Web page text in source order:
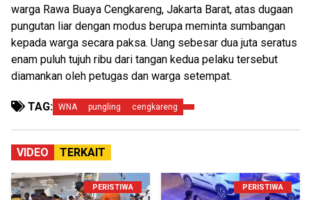
warga Rawa Buaya Cengkareng, Jakarta Barat, atas dugaan
pungutan liar dengan modus berupa meminta sumbangan
kepada warga secara paksa. Uang sebesar dua juta seratus
enam puluh tujuh ribu dari tangan kedua pelaku tersebut
diamankan oleh petugas dan warga setempat.
TAG: WNA pungling cengkareng
VIDEO TERKAIT
PERISTIWA PERISTIWA